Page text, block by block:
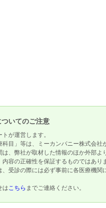
いてのご注意
が運営します。
科目」等は、ミーカンパニー株式会
は、弊社が取材した情報のほか外部
内容の正確性を保証するものではあり
、受診の際には必ず事前に各医療機
はこちら までご連絡ください。